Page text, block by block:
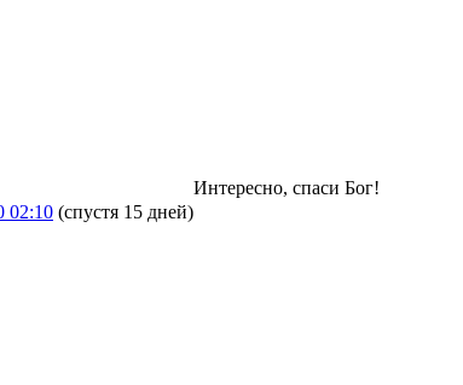
02:10 (спустя 15 дней)
Интересно, спаси Бог!